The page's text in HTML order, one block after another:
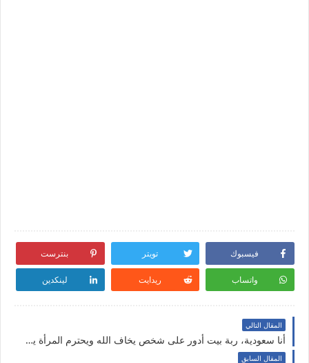
فيسبوك تويتر بنترست
واتساب ريدايت لينكدين
المقال التالي
أنا سعودية، ربة بيت أدور على شخص يخاف الله ويحترم المرأة يكون شريك الحياة
المقال السابق